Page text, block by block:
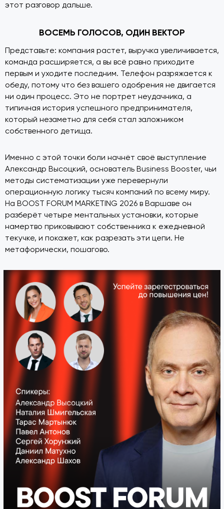
этот разговор дальше.
ВОСЕМЬ ГОЛОСОВ, ОДИН ВЕКТОР
Представьте: компания растет, выручка увеличивается,
команда расширяется, а вы всё равно приходите
первым и уходите последним. Телефон разряжается к
обеду, потому что без вашего одобрения не двигается
ни один процесс. Это не портрет неудачника, а
типичная история успешного предпринимателя,
который незаметно для себя стал заложником
собственного детища.
Именно с этой точки боли начнёт своё выступление
Александр Высоцкий, основатель Business Booster, чьи
методы систематизации уже перевернули
операционную логику тысяч компаний по всему миру.
На BOOST FORUM MARKETING 2026 в Варшаве он
разберёт четыре ментальных установки, которые
намертво приковывают собственника к ежедневной
текучке, и покажет, как разрезать эти цепи. Не
метафорически, пошагово.